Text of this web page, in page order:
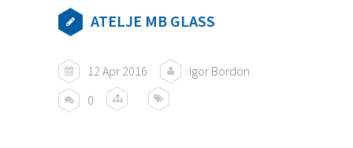
ATELJE MB GLASS
12 Apr 2016
Igor Bordon
0